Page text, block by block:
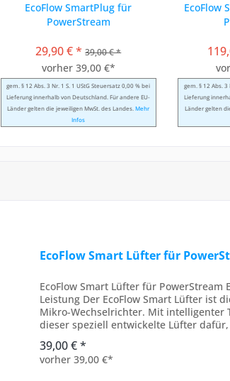
EcoFlow SmartPlug für
PowerStream
29,90 € * 39,00 € *
vorher 39,00 €*
gem. § 12 Abs. 3 Nr. 1 S. 1 UStG Steuersatz 0,00 % bei
Lieferung innerhalb von Deutschland. Für andere EU-
Länder gelten die jeweiligen MwSt. des Landes.Mehr
Infos
EcoFlow
gem. § 12 Abs. 3
Lieferung
Länder gelten
EcoFlow Smart Lüfter für
EcoFlow Smart Lüfter für
Leistung Der EcoFlow Smart Lüfter ist
Mikro-Wechselrichter. Mit
dieser speziell entwickelte Lüfter
39,00 € *
vorher 39,00 €*